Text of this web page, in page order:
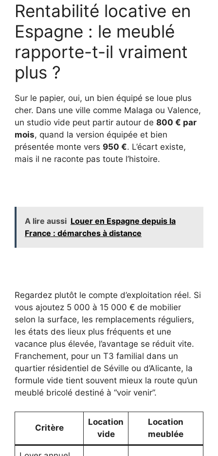
Rentabilité locative en
Espagne : le meublé
rapporte-t-il vraiment
plus ?
Sur le papier, oui, un bien équipé se loue plus
cher. Dans une ville comme Malaga ou Valence,
un studio vide peut partir autour de 800 € par
mois, quand la version équipée et bien
présentée monte vers 950 €. L’écart existe,
mais il ne raconte pas toute l’histoire.
A lire aussi Louer en Espagne depuis la
France : démarches à distance
Regardez plutôt le compte d’exploitation réel. Si
vous ajoutez 5 000 à 15 000 € de mobilier
selon la surface, les remplacements réguliers,
les états des lieux plus fréquents et une
vacance plus élevée, l’avantage se réduit vite.
Franchement, pour un T3 familial dans un
quartier résidentiel de Séville ou d’Alicante, la
formule vide tient souvent mieux la route qu’un
meublé bricolé destiné à “voir venir”.
Critère
Location
vide
Location
meublée